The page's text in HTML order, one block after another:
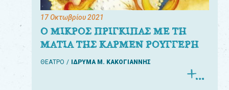
17 Οκτωβρίου 2021
Ο ΜΙΚΡΟΣ ΠΡΙΓΚΙΠΑΣ ΜΕ ΤΗ
ΜΑΤΙΑ ΤΗΣ ΚΑΡΜΕΝ ΡΟΥΓΓΕΡΗ
ΘΕΑΤΡΟ ΙΔΡΥΜΑ Μ. ΚΑΚΟΓΙΑΝΝΗΣ